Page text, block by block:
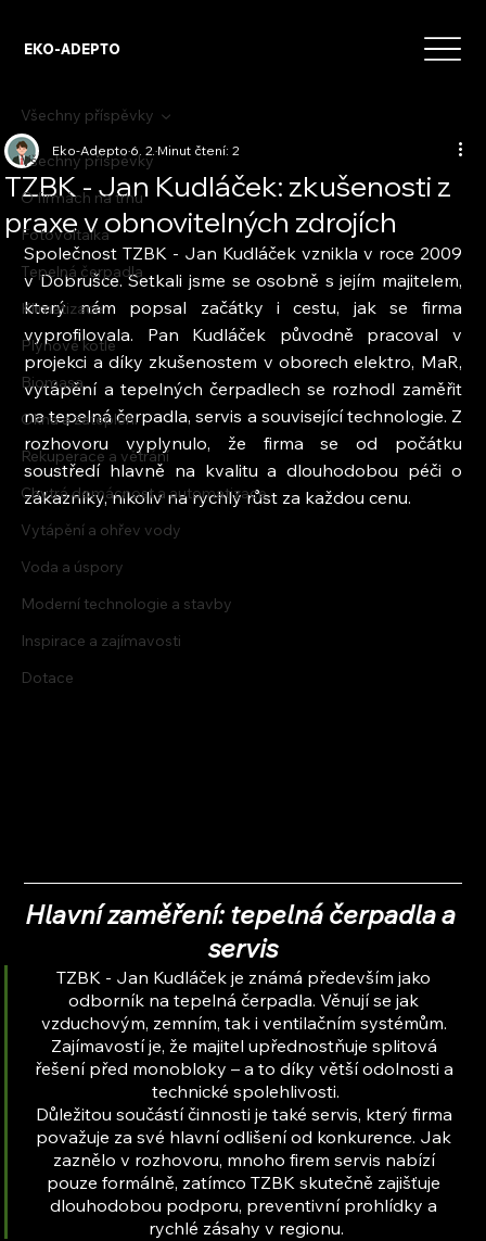
EKO-ADEPTO
Všechny příspěvky
O firmách na trhu
Fotovoltaika
Tepelná čerpadla
Klimatizace
Plynové kotle
Biomasa
Okna a zateplení
Rekuperace a větrání
Chytrá domácnost a automatizace
Vytápění a ohřev vody
Voda a úspory
Moderní technologie a stavby
Inspirace a zajímavosti
Dotace
Všechny příspěvky
TZBK - Jan Kudláček: zkušenosti z
praxe v obnovitelných zdrojích
Eko-Adepto6. 2.Minut čtení: 2
Společnost TZBK - Jan Kudláček vznikla v roce 2009
v Dobrušce. Setkali jsme se osobně s jejím majitelem,
který nám popsal začátky i cestu, jak se firma
vyprofilovala. Pan Kudláček původně pracoval v
projekci a díky zkušenostem v oborech elektro, MaR,
vytápění a tepelných čerpadlech se rozhodl zaměřit
na tepelná čerpadla, servis a související technologie. Z
rozhovoru vyplynulo, že firma se od počátku
soustředí hlavně na kvalitu a dlouhodobou péči o
zákazníky, nikoliv na rychlý růst za každou cenu.
Hlavní zaměření: tepelná čerpadla a
servis
TZBK - Jan Kudláček je známá především jako
odborník na tepelná čerpadla. Věnují se jak
vzduchovým, zemním, tak i ventilačním systémům.
Zajímavostí je, že majitel upřednostňuje splitová
řešení před monobloky – a to díky větší odolnosti a
technické spolehlivosti.
Důležitou součástí činnosti je také servis, který firma
považuje za své hlavní odlišení od konkurence. Jak
zaznělo v rozhovoru, mnoho firem servis nabízí
pouze formálně, zatímco TZBK skutečně zajišťuje
dlouhodobou podporu, preventivní prohlídky a
rychlé zásahy v regionu.